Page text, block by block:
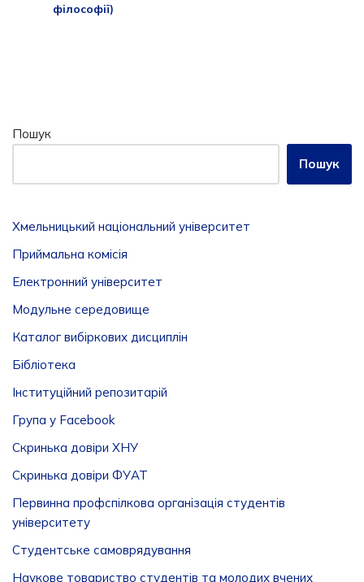
філософії)
Пошук
Пошук
Хмельницький національний університет
Приймальна комісія
Електронний університет
Модульне середовище
Каталог вибіркових дисциплін
Бібліотека
Інституційний репозитарій
Група у Facebook
Скринька довіри ХНУ
Скринька довіри ФУАТ
Первинна профспілкова організація студентів
університету
Студентське самоврядування
Наукове товариство студентів та молодих вчених